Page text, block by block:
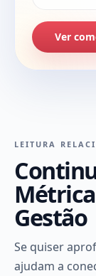
Ver
LEITURA
Gestão
Se quiser
ajudam a